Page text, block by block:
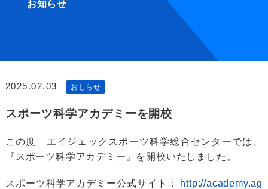
お知らせ
2025.02.03 おしらせ
スポーツ科学アカデミーを開校
この度 エイジェックスポーツ科学総合センターでは、
『スポーツ科学アカデミー』を開校いたしました。
スポーツ科学アカデミー公式サイト：
http://academy.ag